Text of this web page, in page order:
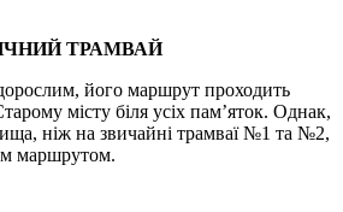
ТРАМВАЙ
його маршрут проходить
місту біля усіх пам’яток. Однак,
ніж на звичайні трамваї №1 та №2,
маршрутом.